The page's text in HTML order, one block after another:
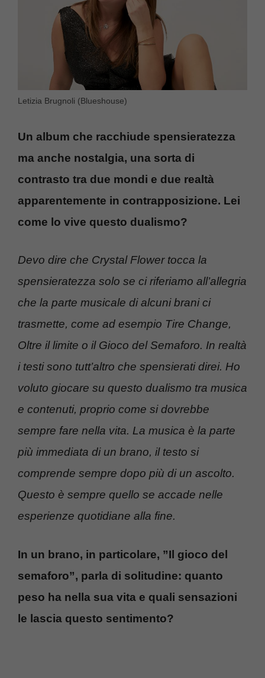
Letizia Brugnoli (Blueshouse)
Un album che racchiude spensieratezza
ma anche nostalgia, una sorta di
contrasto tra due mondi e due realtà
apparentemente in contrapposizione. Lei
come lo vive questo dualismo?
Devo dire che Crystal Flower tocca la
spensieratezza solo se ci riferiamo all’allegria
che la parte musicale di alcuni brani ci
trasmette, come ad esempio Tire Change,
Oltre il limite o il Gioco del Semaforo. In realtà
i testi sono tutt’altro che spensierati direi. Ho
voluto giocare su questo dualismo tra musica
e contenuti, proprio come si dovrebbe
sempre fare nella vita. La musica è la parte
più immediata di un brano, il testo si
comprende sempre dopo più di un ascolto.
Questo è sempre quello se accade nelle
esperienze quotidiane alla fine.
In un brano, in particolare, ”Il gioco del
semaforo”, parla di solitudine: quanto
peso ha nella sua vita e quali sensazioni
le lascia questo sentimento?